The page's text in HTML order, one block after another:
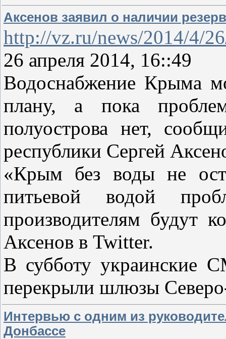
Аксенов заявил о наличии
http://vz.ru/news/2014/4/
26 апреля 2014, 16::49
Водоснабжение Крыма
плану, а пока
полуострова нет,
республики Сергей
«Крым без воды не
питьевой водой
производителям будут
Аксенов в Twitter.
В субботу украинские
перекрыли шлюзы
Интервью с одним из
Донбассе